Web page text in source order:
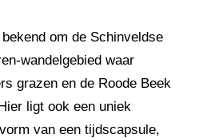
om de Schinveldse
wandelgebied waar
grazen en de Roode Beek
ligt ook een uniek
van een tijdscapsule,